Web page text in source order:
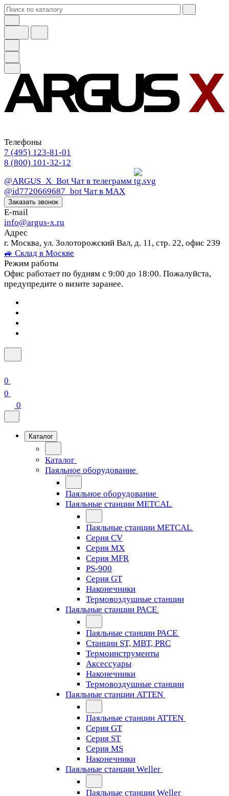
Телефоны
7 (495) 123-81-01
8 (800) 101-32-12
@ARGUS_X_Bot Чат в телеграмм
@id7720669687_bot Чат в МАХ
Заказать звонок
E-mail
info@argus-x.ru
Адрес
г. Москва, ул. Золоторожский Вал, д. 11, стр. 22, офис 239
🚙 Склад в Москве
Режим работы
Офис работает по будням с 9:00 до 18:00. Пожалуйста,
предупредите о визите заранее.
0
0
0
Каталог
Каталог
Паяльное оборудование
Паяльное оборудование
Паяльные станции METCAL
Паяльные станции METCAL
Серия CV
Серия MX
Серия MFR
PS-900
Серия GT
Наконечники
Термовоздушные станции
Паяльные станции PACE
Паяльные станции PACE
Станции ST, MBT, PRC
Термоинструменты
Аксессуары
Наконечники
Термовоздушные станции
Паяльные станции ATTEN
Паяльные станции ATTEN
Серия GT
Серия ST
Серия MS
Наконечники
Паяльные станции Weller
Паяльные станции Weller